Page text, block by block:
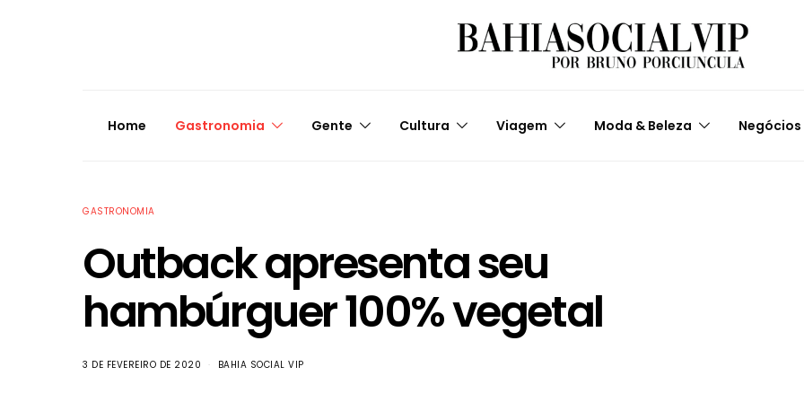
Home Gastronomia Gente Cultura Viagem Moda & Beleza Negócios
GASTRONOMIA
Outback apresenta seu
hambúrguer 100% vegetal
3 DE FEVEREIRO DE 2020 BAHIA SOCIAL VIP